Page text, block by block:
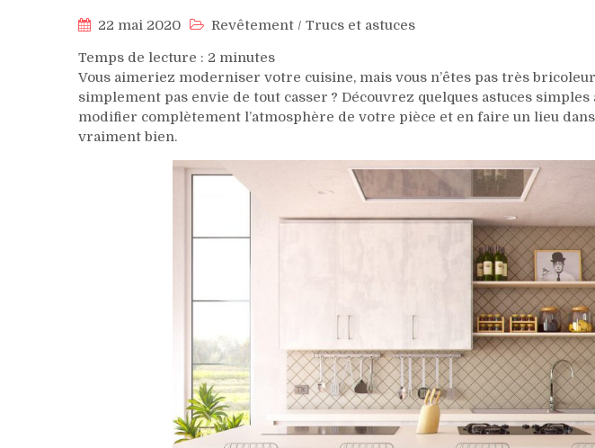
22 mai 2020 Revêtement / Trucs et astuces
Temps de lecture : 2 minutes
Vous aimeriez moderniser votre cuisine, mais vous n’êtes pas très bricoleur
simplement pas envie de tout casser ? Découvrez quelques astuces
modifier complètement l’atmosphère de votre pièce et en faire un lieu
vraiment bien.